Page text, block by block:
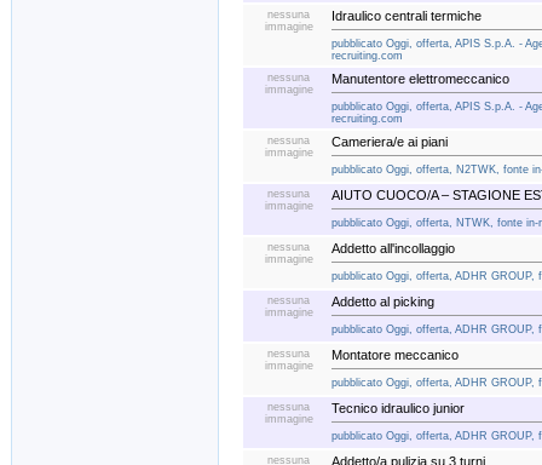
nessuna
immagine
Idraulico centrali termiche
pubblicato Oggi, offerta, APIS S.p.A. -
recruiting.com
nessuna
immagine
Manutentore elettromeccanico
pubblicato Oggi, offerta, APIS S.p.A. -
recruiting.com
nessuna
immagine
Cameriera/e ai piani
pubblicato Oggi, offerta, N2TWK, fonte
nessuna
immagine
AIUTO CUOCO/A – STAGIONE
pubblicato Oggi, offerta, NTWK, fonte in-
nessuna
immagine
Addetto all'incollaggio
pubblicato Oggi, offerta, ADHR GROUP,
nessuna
immagine
Addetto al picking
pubblicato Oggi, offerta, ADHR GROUP,
nessuna
immagine
Montatore meccanico
pubblicato Oggi, offerta, ADHR GROUP,
nessuna
immagine
Tecnico idraulico junior
pubblicato Oggi, offerta, ADHR GROUP,
nessuna
Addetto/a pulizia su 3 turni